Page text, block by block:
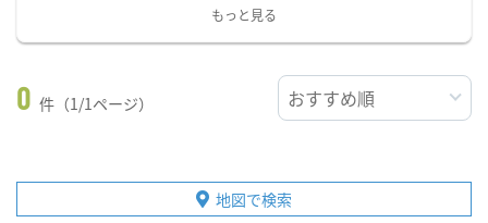
もっと見る
0 件（1/1ページ）
地図で検索